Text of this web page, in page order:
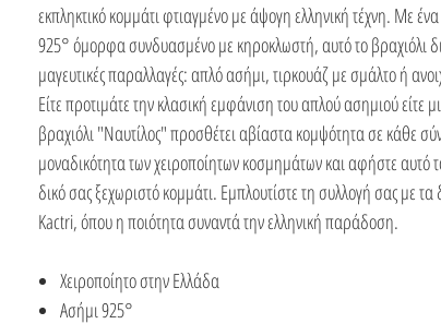
εκπληκτικό κομμάτι φτιαγμένο με άψογη ελληνική τέχνη. Με
925° όμορφα συνδυασμένο με κηροκλωστή, αυτό το βραχιόλι
μαγευτικές παραλλαγές: απλό ασήμι, τιρκουάζ με σμάλτο ή
Είτε προτιμάτε την κλασική εμφάνιση του απλού ασημιού είτε
βραχιόλι "Ναυτίλος" προσθέτει αβίαστα κομψότητα σε κάθε
μοναδικότητα των χειροποίητων κοσμημάτων και αφήστε αυτό
δικό σας ξεχωριστό κομμάτι. Εμπλουτίστε τη συλλογή σας με τα
Kactri, όπου η ποιότητα συναντά την ελληνική παράδοση.
Χειροποίητο στην Ελλάδα
Ασήμι 925°